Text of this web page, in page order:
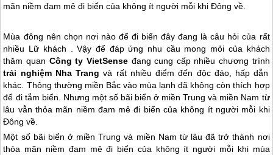
mãn niềm đam mê đi biển của không ít người mỗi khi Đông về.
Mùa đông nên chọn nơi nào để đi biển đây đang là câu hỏi của rất
nhiều Lữ khách . Vậy để đáp ứng nhu cầu mong mỏi của khách
thăm quan Công ty VietSense đang cung cấp nhiều chương trình
trải nghiệm Nha Trang và rất nhiều điểm đến độc đáo, hấp dẫn
khác. Thông thường miền Bắc vào mùa lạnh đã không còn thích hợp
để đi tắm biển. Nhưng một số bãi biển ở miền Trung và miền Nam từ
lâu vẫn thỏa mãn niềm đam mê đi biển của không ít người mỗi khi
Đông về.
Một số bãi biển ở miền Trung và miền Nam từ lâu đã trở thành nơi
thỏa mãn niềm đam mê đi biển của không ít người mỗi khi mùa